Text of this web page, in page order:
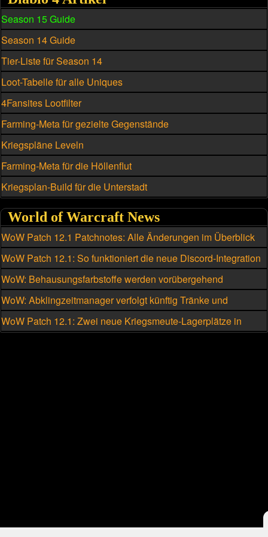
Season 15 Guide
Season 14 Guide
Tier-Liste für Season 14
Loot-Tabelle für alle Uniques
4Fansites Lootfilter
Farming-Meta für gezielte Gegenstände
Kriegspläne Leveln
Farming-Meta für die Höllenflut
Kriegsplan-Build für die Unterstadt
World of Warcraft News
WoW Patch 12.1 Patchnotes: Alle Änderungen im Überblick
WoW Patch 12.1: So funktioniert die neue Discord-Integration
WoW: Behausungsfarbstoffe werden vorübergehend
kriegsmeutengebunden
WoW: Abklingzeitmanager verfolgt künftig Tränke und
Schmuckstücke
WoW Patch 12.1: Zwei neue Kriegsmeute-Lagerplätze in
Silbermond freischalten